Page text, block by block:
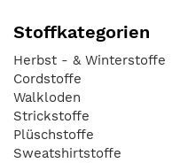
Stoffkategorien
Herbst - & Winterstoffe
Cordstoffe
Walkloden
Strickstoffe
Plüschstoffe
Sweatshirtstoffe